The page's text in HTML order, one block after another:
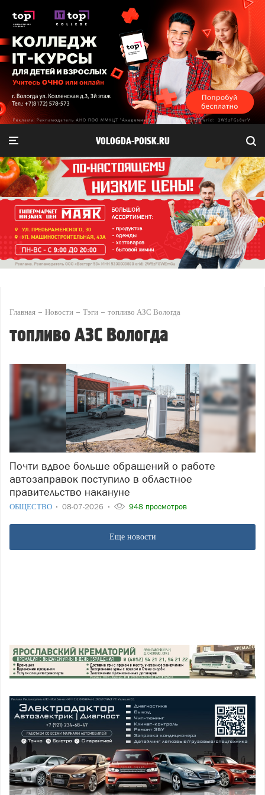
VOLOGDA-POISK.RU
Главная Новости Тэги топливо АЗС Вологда
топливо АЗС Вологда
Почти вдвое больше обращений о работе
автозаправок поступило в областное
правительство накануне
ОБЩЕСТВО 08-07-2026 948 просмотров
Еще новости